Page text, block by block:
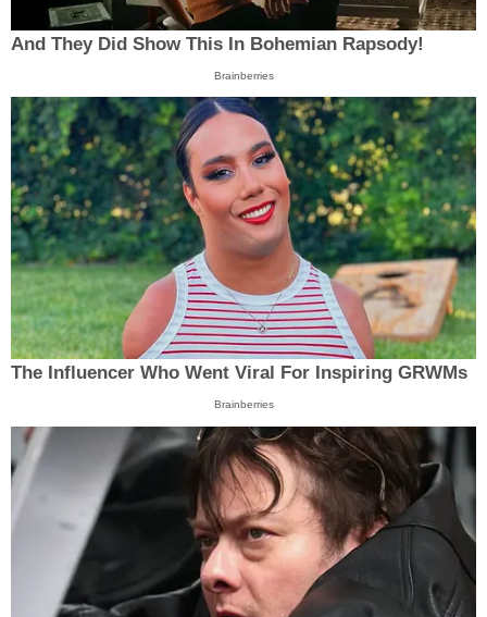
And They Did Show This In Bohemian Rapsody!
Brainberries
The Influencer Who Went Viral For Inspiring GRWMs
Brainberries